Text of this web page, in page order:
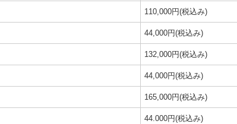
110,000円(税込み)
44,000円(税込み)
132,000円(税込み)
44,000円(税込み)
165,000円(税込み)
44.000円(税込み)